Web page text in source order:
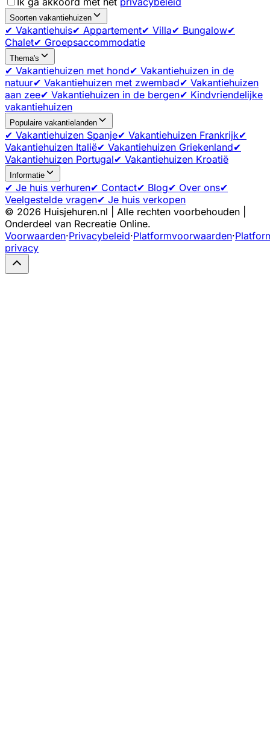
Soorten vakantiehuizen
✔ Vakantiehuis✔ Appartement✔ Villa✔ Bungalow✔
Chalet✔ Groepsaccommodatie
Thema's
✔ Vakantiehuizen met hond✔ Vakantiehuizen in de
natuur✔ Vakantiehuizen met zwembad✔ Vakantiehuizen
aan zee✔ Vakantiehuizen in de bergen✔ Kindvriendelijke
vakantiehuizen
Populaire vakantielanden
✔ Vakantiehuizen Spanje✔ Vakantiehuizen Frankrijk✔
Vakantiehuizen Italië✔ Vakantiehuizen Griekenland✔
Vakantiehuizen Portugal✔ Vakantiehuizen Kroatië
Informatie
✔ Je huis verhuren✔ Contact✔ Blog✔ Over ons✔
Veelgestelde vragen✔ Je huis verkopen
© 2026 Huisjehuren.nl | Alle rechten voorbehouden |
Onderdeel van Recreatie Online.
Voorwaarden·Privacybeleid·Platformvoorwaarden·
privacy